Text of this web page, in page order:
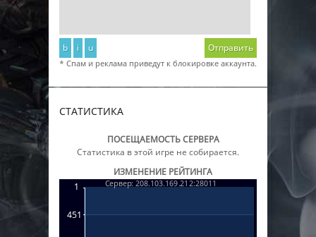
b i u Отправить
* Спам и реклама приведут к блокировке аккаунта.
СТАТИСТИКА
ПОСЕЩАЕМОСТЬ СЕРВЕРА
Статистика в этой игре не собирается.
ИЗМЕНЕНИЕ РЕЙТИНГА